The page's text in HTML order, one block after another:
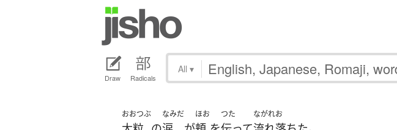
Draw Radicals
All ▾
おおつぶ なみだ ほお つた ながれお